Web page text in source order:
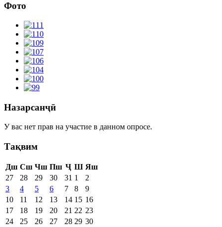
Фото
Назарсанҷӣ
У вас нет прав на участие в данном опросе.
Тақвим
Дш Сш Чш Пш Ҷ Ш Яш
27
28 29 30 31 1
2
3
4 5 6 7 8
9
10
11 12 13 14 15 16
17
18 19 20 21 22 23
24
25 26 27 28 29 30